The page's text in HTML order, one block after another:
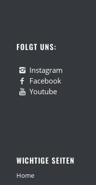
FOLGT UNS:
Instagram
Facebook
Youtube
WICHTIGE SEITEN
Home